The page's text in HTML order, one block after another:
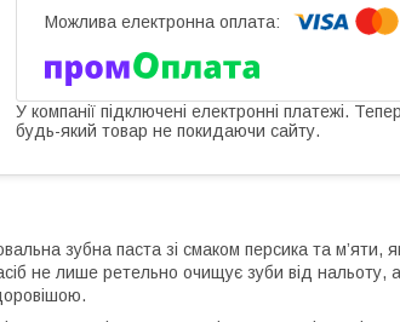
У компанії підключені електронні платежі.
будь-який товар не покидаючи сайту.
зубна паста зі смаком персика та м’яти,
не лише ретельно очищує зуби від нальоту, а